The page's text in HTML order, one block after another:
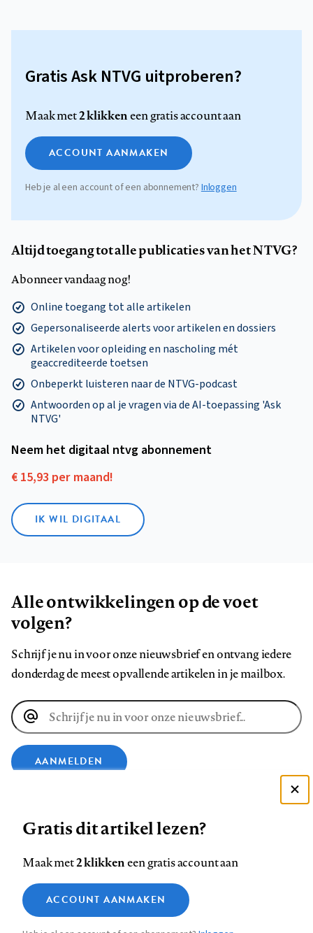
Gratis Ask NTVG uitproberen?
Maak met2 klikkeneen gratis account aan
ACCOUNT AANMAKEN
Heb je al een account of een abonnement?Inloggen
Altijd toegang tot alle publicaties van het NTVG?
Abonneer vandaag nog!
Online toegang tot alle artikelen
Gepersonaliseerde alerts voor artikelen en dossiers
Artikelen voor opleiding en nascholing mét
geaccrediteerde toetsen
Onbeperkt luisteren naar de NTVG-podcast
Antwoorden op al je vragen via de AI-toepassing 'Ask
NTVG'
Neem het digitaal ntvg abonnement
€ 15,93 per maand!
IK WIL DIGITAAL
Alle ontwikkelingen op de voet
volgen?
Schrijf je nu in voor onze nieuwsbrief en ontvang iedere
donderdag de meest opvallende artikelen in je mailbox.
E-
mailadres
AANMELDEN
op
Facebook
op
LinkedIn
op
Bluesky
ons
op
InstagramYouTube
Footer
Contact Colofon Disclaimer Privacy
Medische vragen verdienen
betrouwbare antwoorden
Zie onze cookie policy
Analytische cookies
Gratis dit artikel lezen?
Maak met2 klikkeneen gratis account aan
ACCOUNT AANMAKEN